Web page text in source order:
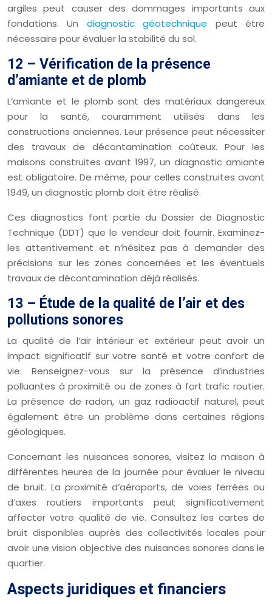
argiles peut causer des dommages importants aux
fondations. Un diagnostic géotechnique peut être
nécessaire pour évaluer la stabilité du sol.
12 – Vérification de la présence
d’amiante et de plomb
L’amiante et le plomb sont des matériaux dangereux
pour la santé, couramment utilisés dans les
constructions anciennes. Leur présence peut nécessiter
des travaux de décontamination coûteux. Pour les
maisons construites avant 1997, un diagnostic amiante
est obligatoire. De même, pour celles construites avant
1949, un diagnostic plomb doit être réalisé.
Ces diagnostics font partie du Dossier de Diagnostic
Technique (DDT) que le vendeur doit fournir. Examinez-
les attentivement et n’hésitez pas à demander des
précisions sur les zones concernées et les éventuels
travaux de décontamination déjà réalisés.
13 – Étude de la qualité de l’air et des
pollutions sonores
La qualité de l’air intérieur et extérieur peut avoir un
impact significatif sur votre santé et votre confort de
vie. Renseignez-vous sur la présence d’industries
polluantes à proximité ou de zones à fort trafic routier.
La présence de radon, un gaz radioactif naturel, peut
également être un problème dans certaines régions
géologiques.
Concernant les nuisances sonores, visitez la maison à
différentes heures de la journée pour évaluer le niveau
de bruit. La proximité d’aéroports, de voies ferrées ou
d’axes routiers importants peut significativement
affecter votre qualité de vie. Consultez les cartes de
bruit disponibles auprès des collectivités locales pour
avoir une vision objective des nuisances sonores dans le
quartier.
Aspects juridiques et financiers